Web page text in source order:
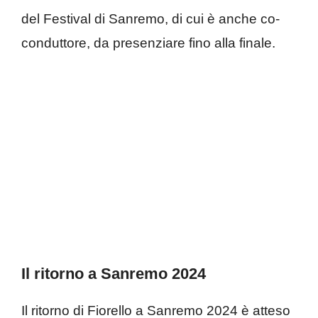
del Festival di Sanremo, di cui è anche co-
conduttore, da presenziare fino alla finale.
Il ritorno a Sanremo 2024
Il ritorno di Fiorello a Sanremo 2024 è atteso